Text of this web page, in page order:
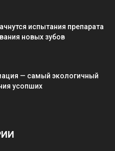
испытания препарата
новых зубов
— самый экологичный
усопших